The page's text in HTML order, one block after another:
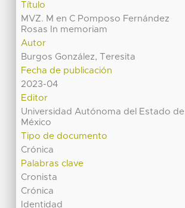
Título
MVZ. M en C Pomposo Fernández
Rosas In memoriam
Autor
Burgos González, Teresita
Fecha de publicación
2023-04
Editor
Universidad Autónoma del Estado de
México
Tipo de documento
Crónica
Palabras clave
Cronista
Crónica
Identidad